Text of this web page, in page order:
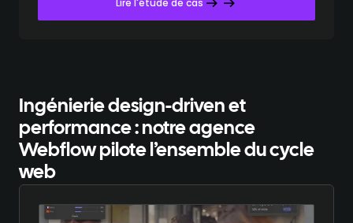
Ingénierie design-driven et
performance : notre agence
Webflow pilote l’ensemble du cycle
web